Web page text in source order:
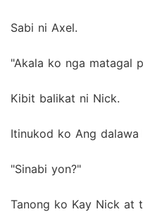
Sabi ni Axel.
"Akala ko nga matagal
Kibit balikat ni Nick.
Itinukod ko Ang dalawa
"Sinabi yon?"
Tanong ko Kay Nick at